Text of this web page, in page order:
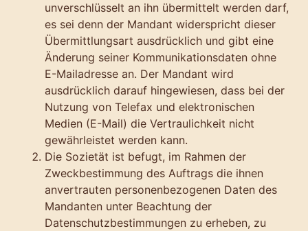
unverschlüsselt an ihn übermittelt werden darf,
es sei denn der Mandant widerspricht dieser
Übermittlungsart ausdrücklich und gibt eine
Änderung seiner Kommunikationsdaten ohne
E-Mailadresse an. Der Mandant wird
ausdrücklich darauf hingewiesen, dass bei der
Nutzung von Telefax und elektronischen
Medien (E-Mail) die Vertraulichkeit nicht
gewährleistet werden kann.
Die Sozietät ist befugt, im Rahmen der
Zweckbestimmung des Auftrags die ihnen
anvertrauten personenbezogenen Daten des
Mandanten unter Beachtung der
Datenschutzbestimmungen zu erheben, zu